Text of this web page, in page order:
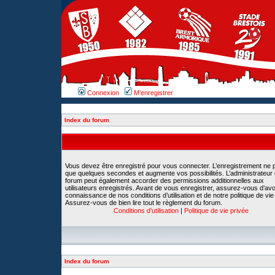
Connexion M’enregistrer
Index du forum
Vous devez être enregistré pour vous connecter. L’enregistrement ne
que quelques secondes et augmente vos possibilités. L’administrateur
forum peut également accorder des permissions additionnelles aux
utilisateurs enregistrés. Avant de vous enregistrer, assurez-vous
connaissance de nos conditions d’utilisation et de notre politique de
Assurez-vous de bien lire tout le règlement du forum.
Conditions d’utilisation | Politique de vie privée
Index du forum